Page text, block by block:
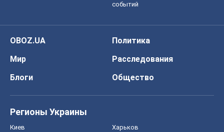
событий
OBOZ.UA
Политика
Мир
Расследования
Блоги
Общество
Регионы Украины
Киев Харьков